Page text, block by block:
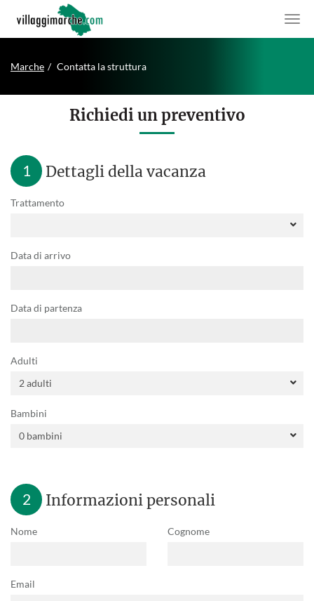
Marche Contatta la struttura
Richiedi un preventivo
1 Dettagli della vacanza
Trattamento
Data di arrivo
Data di partenza
Adulti
Bambini
2 Informazioni personali
Nome Cognome
Email